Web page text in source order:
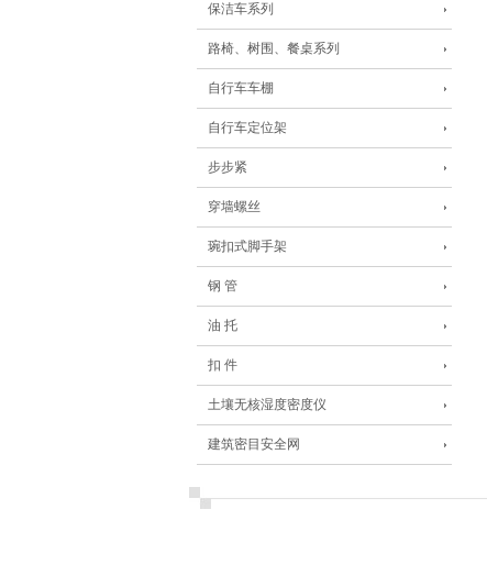
保洁车系列
路椅、树围、餐桌系列
自行车车棚
自行车定位架
步步紧
穿墙螺丝
琬扣式脚手架
钢 管
油 托
扣 件
土壤无核湿度密度仪
建筑密目安全网